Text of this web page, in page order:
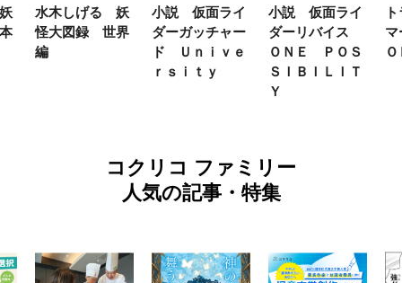
水木しげる 妖
怪大図録 世界
編
小説 仮面ライ
ダーガッチャー
ド Ｕｎｉｖｅ
ｒｓｉｔｙ
小説 仮面ライ
ダーリバイス
ＯＮＥ ＰＯＳ
ＳＩＢＩＬＩＴ
Ｙ
コクリコ ファミリー
人気の記事・特集